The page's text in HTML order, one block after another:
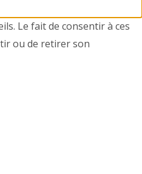
Le fait de consentir à ces
ou de retirer son